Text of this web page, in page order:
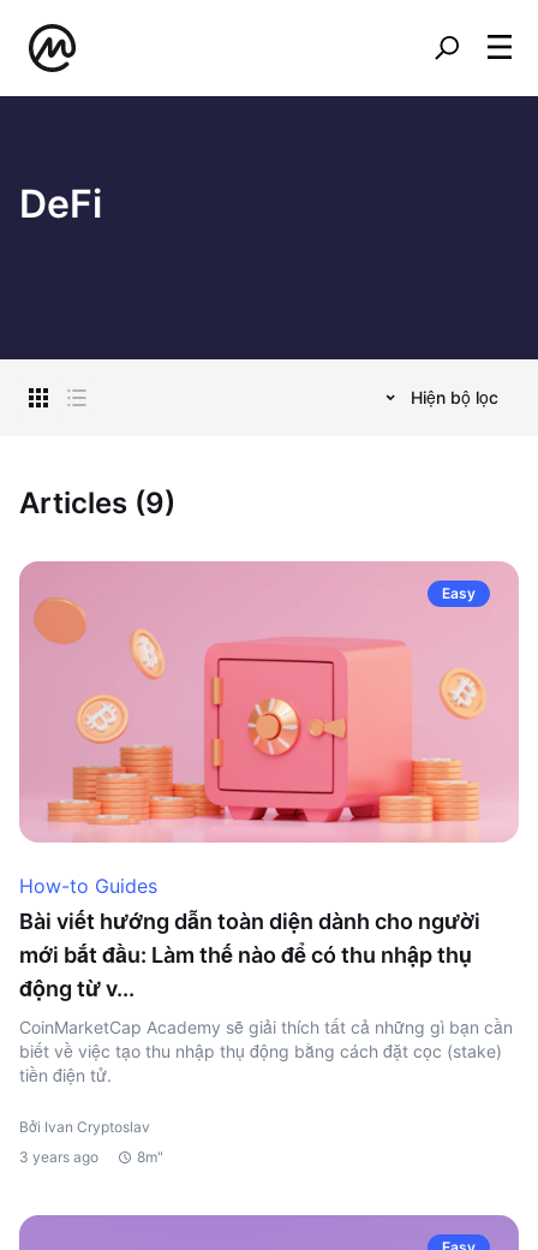
DeFi
Hiện bộ lọc
Articles (9)
Easy
How-to Guides
Bài viết hướng dẫn toàn diện dành cho người
mới bắt đầu: Làm thế nào để có thu nhập thụ
động từ v...
CoinMarketCap Academy sẽ giải thích tất cả những gì bạn cần
biết về việc tạo thu nhập thụ động bằng cách đặt cọc (stake)
tiền điện tử.
Bởi Ivan Cryptoslav
3 years ago
8m"